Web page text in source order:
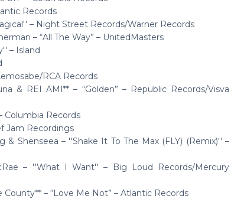
Records
– Night Street Records/Warner Records
– “All The Way” – UnitedMasters
– Island
RCA Records
& REI AMI** – “Golden” – Republic Records/Visva
Columbia Records
Jam Recordings
& Shenseea – ''Shake It To The Max (FLY) (Remix)'' –
– ''What I Want'' – Big Loud Records/Mercury
County** – “Love Me Not” – Atlantic Records